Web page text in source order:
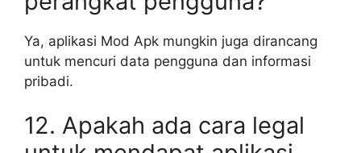
Ya, aplikasi Mod Apk mungkin juga dirancang
untuk mencuri data pengguna dan informasi
pribadi.
12. Apakah ada cara legal